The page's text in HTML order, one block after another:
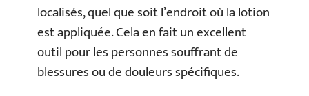
localisés, quel que soit l’endroit où la lotion
est appliquée. Cela en fait un excellent
outil pour les personnes souffrant de
blessures ou de douleurs spécifiques.